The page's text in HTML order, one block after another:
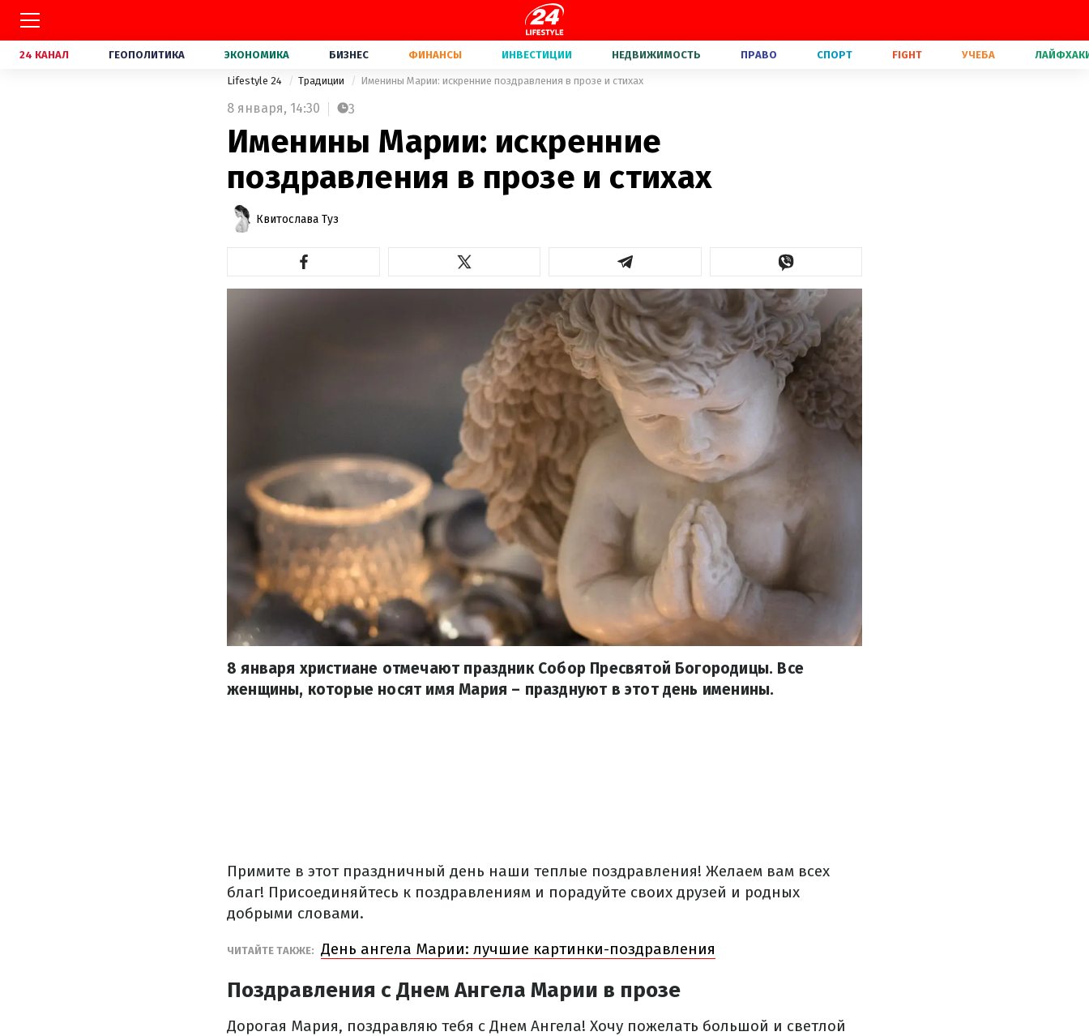
24 КАНАЛ ГЕОПОЛИТИКА ЭКОНОМИКА БИЗНЕС ФИНАНСЫ ИНВЕСТИЦИИ НЕДВИЖИМОСТЬ ПРАВО СПОРТ FIGHT УЧЕБА
Lifestyle 24 Традиции Именины Марии: искренние поздравления в прозе и стихах
8 января, 14:30 3
Именины Марии: искренние
поздравления в прозе и стихах
Квитослава Туз
8 января христиане отмечают праздник Собор Пресвятой Богородицы. Все
женщины, которые носят имя Мария – празднуют в этот день именины.
Примите в этот праздничный день наши теплые поздравления! Желаем вам всех
благ! Присоединяйтесь к поздравлениям и порадуйте своих друзей и родных
добрыми словами.
ЧИТАЙТЕ ТАКЖЕ: День ангела Марии: лучшие картинки-поздравления
Поздравления с Днем Ангела Марии в прозе
Дорогая Мария, поздравляю тебя с Днем Ангела! Хочу пожелать большой и светлой